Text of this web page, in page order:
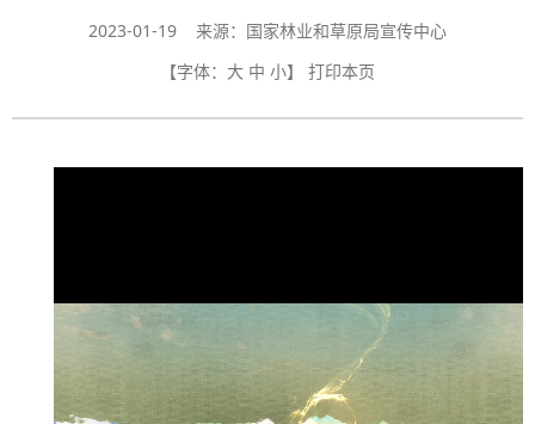
2023-01-19 来源：国家林业和草原局宣传中心
【字体： 大 中 小】 打印本页